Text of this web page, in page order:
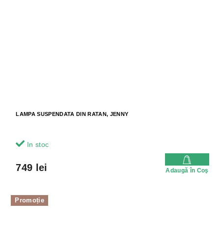
LAMPA SUSPENDATA DIN RATAN, JENNY
In stoc
749 lei Adaugă în Coş
Promoție